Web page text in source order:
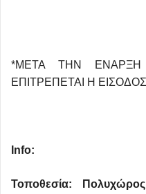
*ΜΕΤΑ ΤΗΝ
ΕΠΙΤΡΕΠΕΤΑΙ Η
Info:
Τοποθεσία: